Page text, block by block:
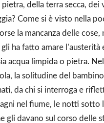
della terra secca, dei
Come si è visto nella
la mancanza delle cose,
ha fatto amare l’austerità
acqua limpida o pietra.
la solitudine del
da chi si interroga e
nel fiume, le notti sotto
gli davano sul corso delle